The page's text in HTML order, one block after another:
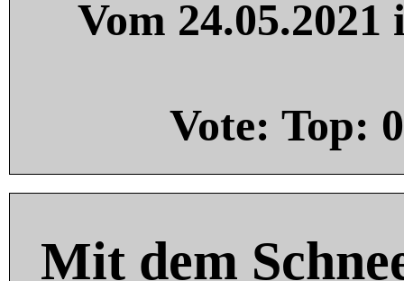
Vom
Vote: Top: 0
Mit dem